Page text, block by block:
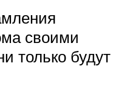
своими
только будут